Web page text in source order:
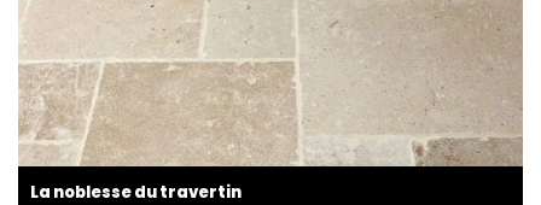
La noblesse du travertin